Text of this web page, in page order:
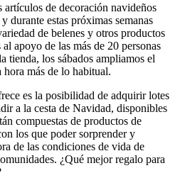
artículos de decoración navideños
durante estas próximas semanas
de belenes y otros productos
apoyo de las más de 20 personas
tienda, los sábados ampliamos el
hora más de lo habitual.
es la posibilidad de adquirir lotes
a la cesta de Navidad, disponibles
compuestas de productos de
los que poder sorprender y
de las condiciones de vida de
¿Qué mejor regalo para